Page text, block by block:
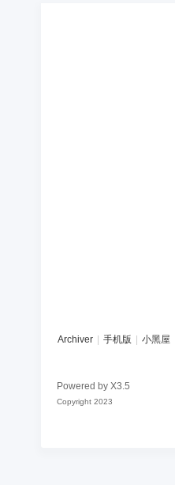
Archiver 手机版 小黑屋
Powered by X3.5
Copyright 2023